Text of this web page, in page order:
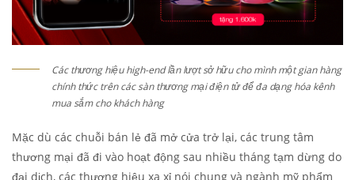
Các thương hiệu high-end lần lượt sở hữu cho mình một gian hàng
chính thức trên các sàn thương mại điện tử để đa dạng hóa kênh
mua sắm cho khách hàng
Mặc dù các chuỗi bán lẻ đã mở cửa trở lại, các trung tâm
thương mại đã đi vào hoạt động sau nhiều tháng tạm dừng do
đại dịch, các thương hiệu xa xỉ nói chung và ngành mỹ phẩm